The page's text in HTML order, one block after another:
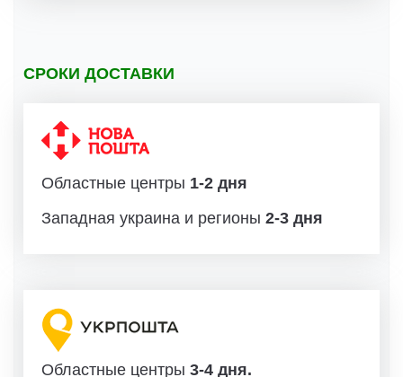
СРОКИ ДОСТАВКИ
Областные центры 1-2 дня
Западная украина и регионы 2-3 дня
Областные центры 3-4 дня.